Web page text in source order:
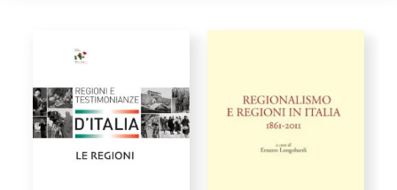
Proposte di pubblicazione